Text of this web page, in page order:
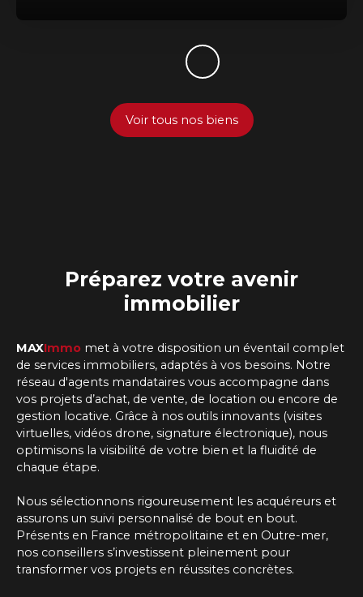
Voir tous nos biens
Préparez votre avenir
immobilier
MAXImmo met à votre disposition un éventail complet
de services immobiliers, adaptés à vos besoins. Notre
réseau d'agents mandataires vous accompagne dans
vos projets d’achat, de vente, de location ou encore de
gestion locative. Grâce à nos outils innovants (visites
virtuelles, vidéos drone, signature électronique), nous
optimisons la visibilité de votre bien et la fluidité de
chaque étape.
Nous sélectionnons rigoureusement les acquéreurs et
assurons un suivi personnalisé de bout en bout.
Présents en France métropolitaine et en Outre-mer,
nos conseillers s’investissent pleinement pour
transformer vos projets en réussites concrètes.